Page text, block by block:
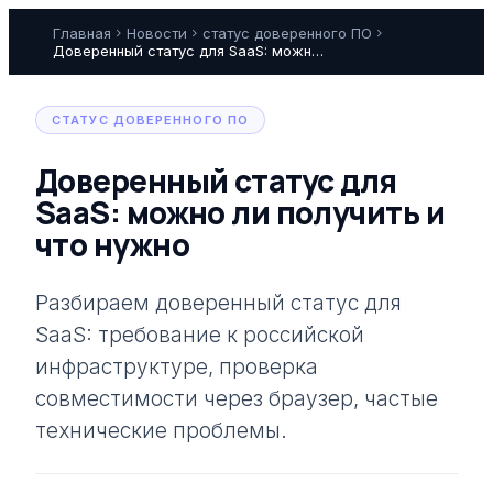
Главная chevron_right Новости chevron_right статус доверенного ПО chevron_right
Доверенный статус для SaaS: можно ли получить и что нужно
СТАТУС ДОВЕРЕННОГО ПО
Доверенный статус для
SaaS: можно ли получить и
что нужно
Разбираем доверенный статус для
SaaS: требование к российской
инфраструктуре, проверка
совместимости через браузер, частые
технические проблемы.